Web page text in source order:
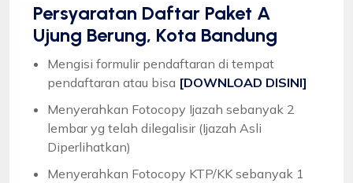
Persyaratan Daftar Paket A
Ujung Berung, Kota Bandung
Mengisi formulir pendaftaran di tempat
pendaftaran atau bisa [DOWNLOAD DISINI]
Menyerahkan Fotocopy Ijazah sebanyak 2
lembar yg telah dilegalisir (Ijazah Asli
Diperlihatkan)
Menyerahkan Fotocopy KTP/KK sebanyak 1